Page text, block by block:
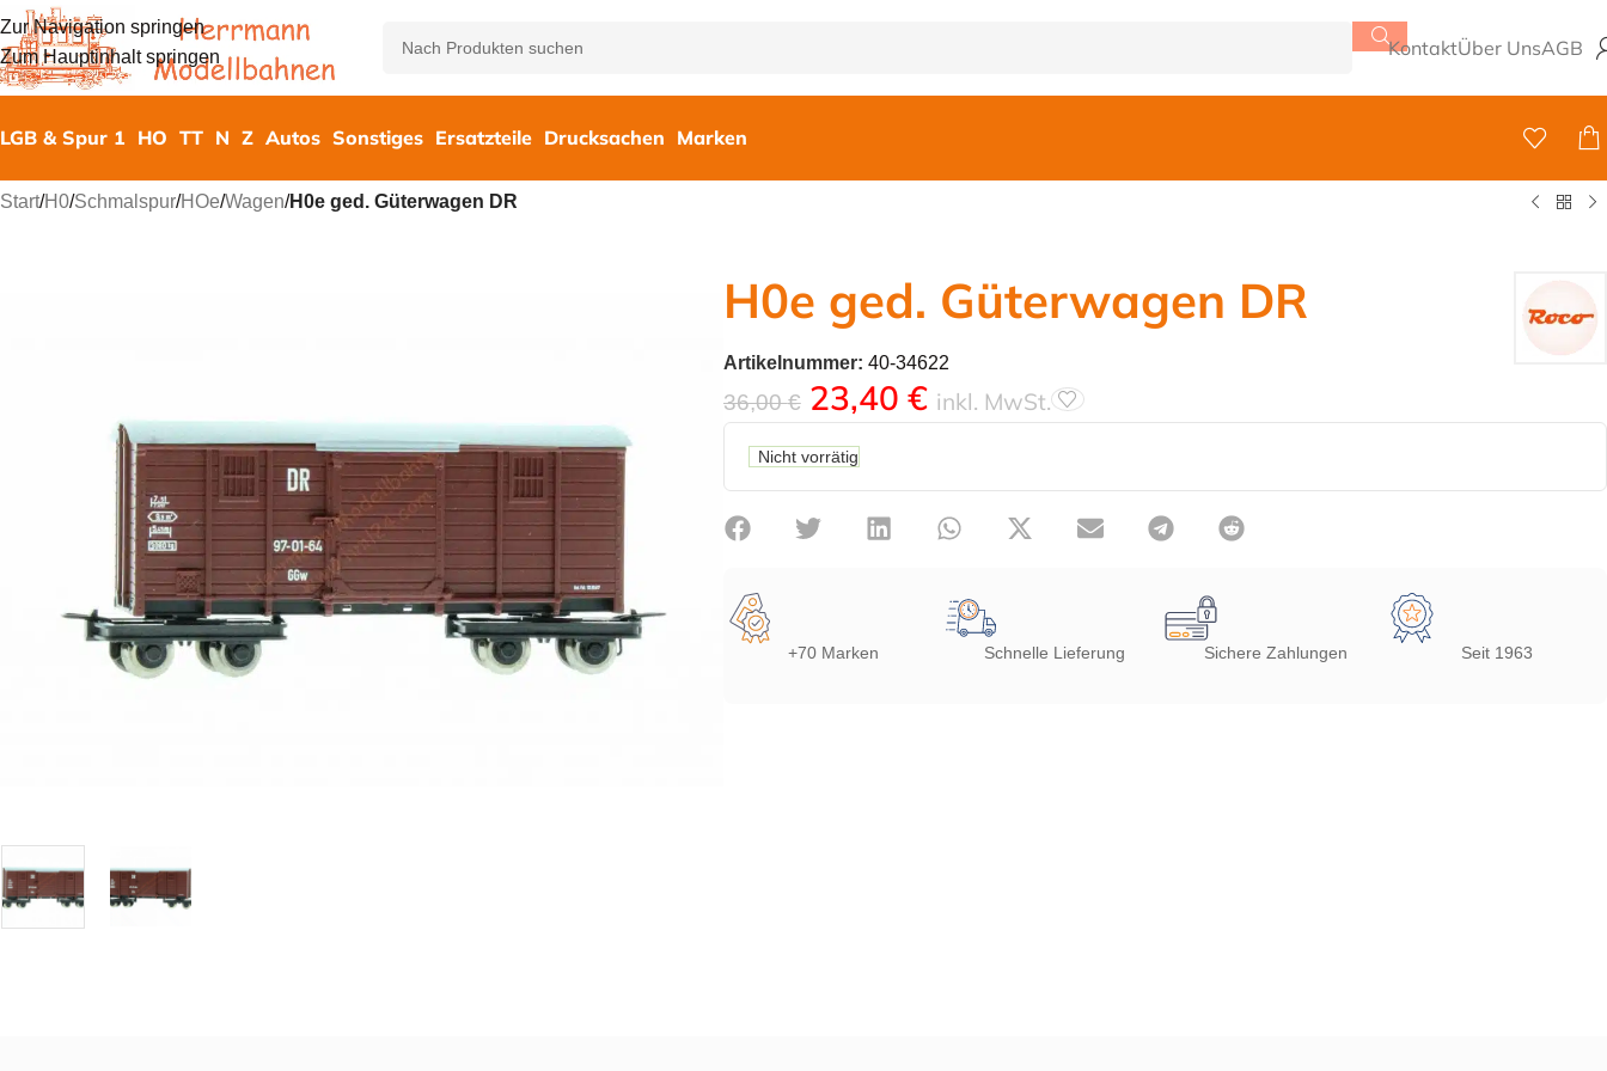
Zur Navigation springen
Zum Hauptinhalt springen
KontaktÜber UnsAGB
LGB & Spur 1 HO TT N Z Autos Sonstiges Ersatzteile Drucksachen Marken
Start/H0/Schmalspur/HOe/Wagen/H0e ged. Güterwagen DR
H0e ged. Güterwagen DR
Artikelnummer: 40-34622
36,00€ 23,40 € inkl. MwSt.
Nicht vorrätig
+70 Marken Schnelle Lieferung Sichere Zahlungen Seit 1963